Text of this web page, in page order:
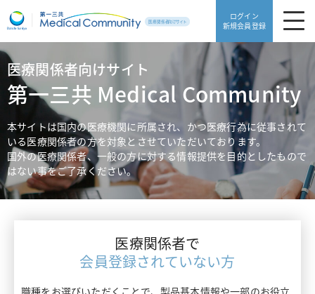
ログイン
新規会員登録
製品・安全性情報
製品・安全性情報TOP
製品一覧
販売中止品・予定一覧
使用期限検索
添付文書ダウンロード
領域別情報
領域別情報TOP
血栓症
片頭痛・てんかん・不眠症
Web講演会
動画ライブラリ
医療サポートTOP
がんゲノム医療トピックス
医療関係者向けサイト
第一三共 Medical Community
本サイトは国内の医療機関に所属され、かつ医療行為に従事されて
いる医療関係者の方を対象とさせていただいております。
国外の医療関係者、一般の方に対する情報提供を目的としたもので
はない事をご了承ください。
医療関係者で
会員登録されていない方
職種をお選びいただくことで、製品基本情報や一部のお役立